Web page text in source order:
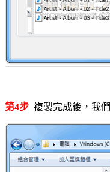
第4步 複製完成後，我